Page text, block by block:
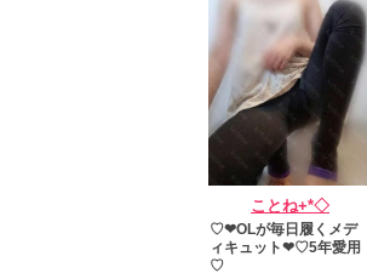
ことね+*◇
♡❤︎OLが毎日履くメデ
ィキュット❤︎♡5年愛用
♡